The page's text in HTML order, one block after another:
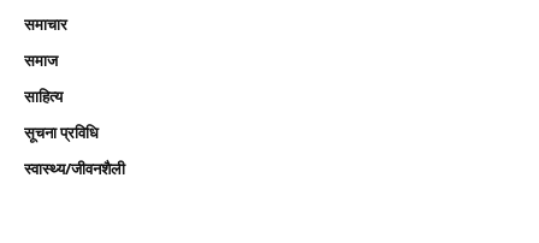
समाचार
समाज
साहित्य
सूचना प्रविधि
स्वास्थ्य/जीवनशैली